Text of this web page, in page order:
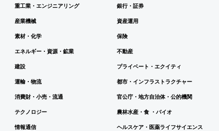
重工業・エンジニアリング
産業機械
素材・化学
エネルギー・資源・鉱業
建設
運輸・物流
消費財・小売・流通
テクノロジー
情報通信
銀行・証券
資産運用
保険
不動産
プライベート・エクイティ
都市・インフラストラクチャー
官公庁・地方自治体・公的機関
農林水産・食 ・バイオ
ヘルスケア・医薬ライフサイエンス